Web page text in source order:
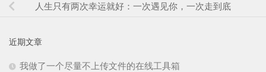
人生只有两次幸运就好：一次遇见你，一次走到底
近期文章
我做了一个尽量不上传文件的在线工具箱